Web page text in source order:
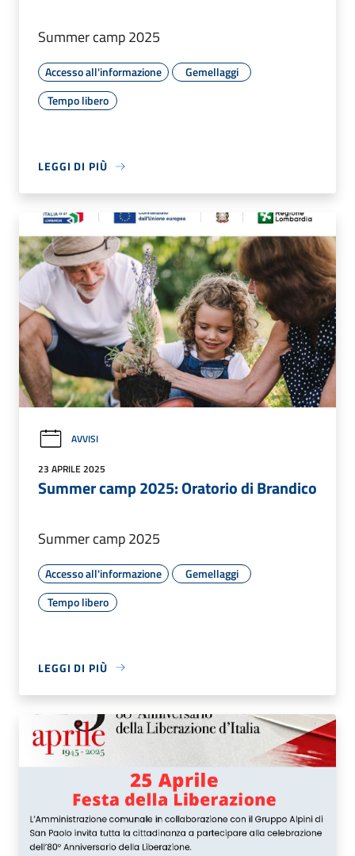
Summer camp 2025
Accesso all'informazione
Gemellaggi
Tempo libero
LEGGI DI PIÙ
AVVISI
23 APRILE 2025
Summer camp 2025: Oratorio di Brandico
Summer camp 2025
Accesso all'informazione
Gemellaggi
Tempo libero
LEGGI DI PIÙ